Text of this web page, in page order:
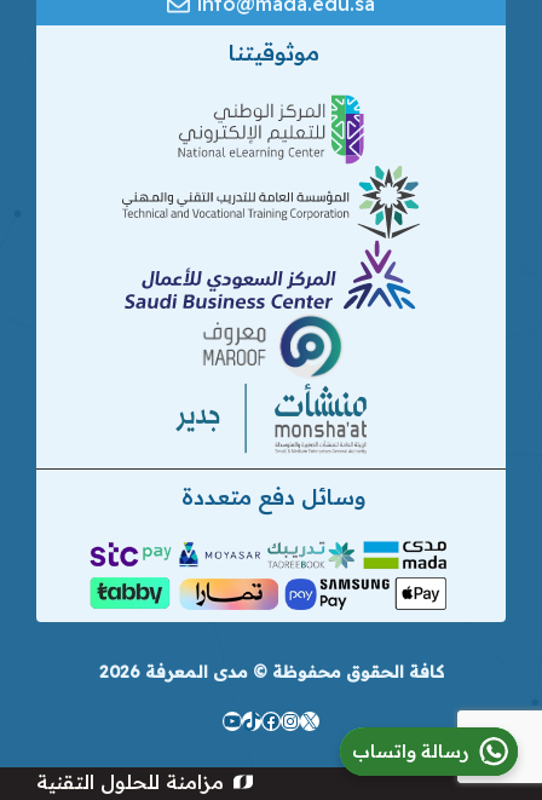
موثوقيتنا
وسائل دفع متعددة
كافة الحقوق محفوظة © مدى المعرفة 2026
إكسإنستجرام
فيسبوك
تيك
توك
يوتيوب
مزامنة للحلول التقنية
رسالة واتساب